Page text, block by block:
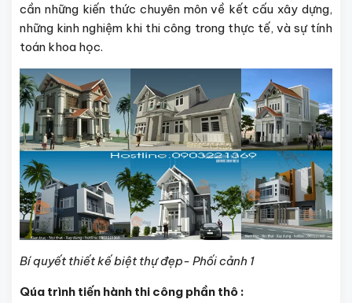
cần những kiến thức chuyên môn về kết cấu xây dựng,
những kinh nghiệm khi thi công trong thực tế, và sự tính
toán khoa học.
Bí quyết thiết kế biệt thự đẹp- Phối cảnh 1
Qúa trình tiến hành thi công phần thô :